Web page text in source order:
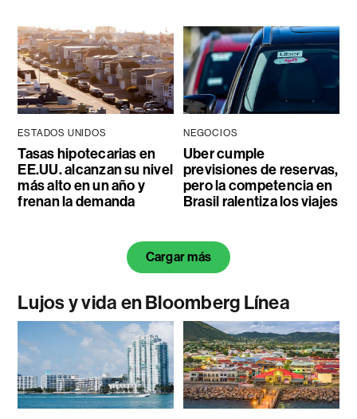
ESTADOS UNIDOS
Tasas hipotecarias en
EE.UU. alcanzan su nivel
más alto en un año y
frenan la demanda
NEGOCIOS
Uber cumple
previsiones de reservas,
pero la competencia en
Brasil ralentiza los viajes
Cargar más
Lujos y vida en Bloomberg Línea